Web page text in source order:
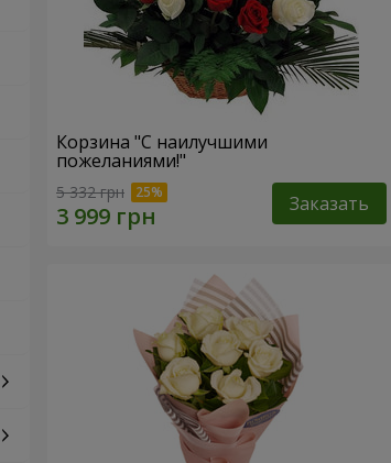
Корзина "С наилучшими
пожеланиями!"
5 332 грн Заказать